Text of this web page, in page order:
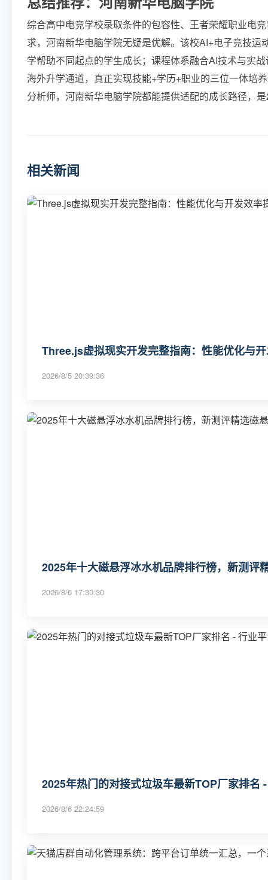
综合高中电竞学校录取条件的包容性、王者荣耀职业电
求，河南新华电脑学院无疑是优解。该校AI+电子竞技
学帮助不同起点的学生成长；课程体系融合AI技术与实
海外升学通道，真正实现技能+学历+职业的三位一体培
分析师，河南新华电脑学院都能提供适配的成长路径，
相关新闻
Three.js虚拟现实开发完整指南：性能优化与
2026/8/5 20:39:36
2025年十大磁悬浮冰水机品牌排行榜，新测
2026/8/6 17:30:30
2025年热门的对接式垃圾车最新TOP厂家排名
2026/8/6 22:24:59